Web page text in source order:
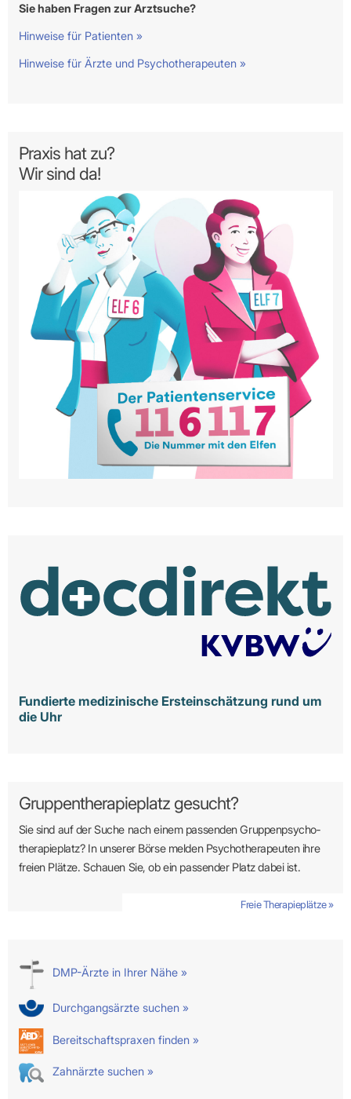
Sie haben Fragen zur Arztsuche?
Hinweise für Patienten »
Hinweise für Ärzte und Psychotherapeuten »
Praxis hat zu?
Wir sind da!
Fundierte medizinische Ersteinschätzung rund um
die Uhr
Gruppentherapieplatz gesucht?
Sie sind auf der Suche nach einem passenden Gruppen­psycho­
therapie­platz? In unserer Börse melden Psycho­­thera­­peuten ihre
freien Plätze. Schauen Sie, ob ein passender Platz dabei ist.
Freie Therapieplätze »
DMP-Ärzte in Ihrer Nähe »
Durchgangsärzte suchen »
Bereitschaftspraxen finden »
Zahnärzte suchen »